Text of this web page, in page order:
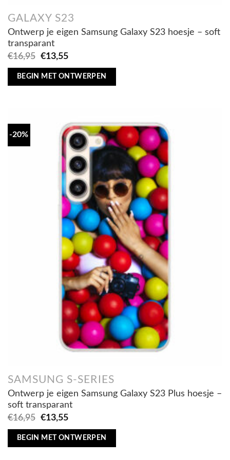
GALAXY S23
Ontwerp je eigen Samsung Galaxy S23 hoesje – soft
transparant
€16,95
Oorspronkelijke
was:
€13,55Huidige
is:
BEGIN MET ONTWERPEN
-20%
SAMSUNG S-SERIES
Ontwerp je eigen Samsung Galaxy S23 Plus hoesje –
soft transparant
€16,95
Oorspronkelijke
was:
€13,55Huidige
is:
BEGIN MET ONTWERPEN